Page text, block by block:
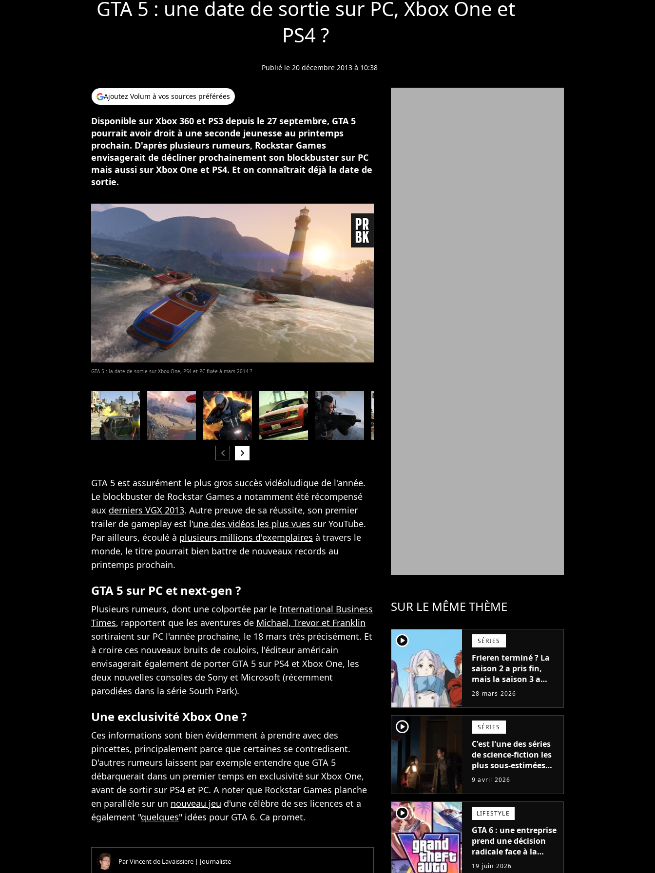
GTA 5 : une date de sortie sur PC, Xbox One et
PS4 ?
Publié le 20 décembre 2013 à 10:38
Ajoutez Volum à vos sources préférées
Disponible sur Xbox 360 et PS3 depuis le 27 septembre, GTA 5
pourrait avoir droit à une seconde jeunesse au printemps
prochain. D'après plusieurs rumeurs, Rockstar Games
envisagerait de décliner prochainement son blockbuster sur PC
mais aussi sur Xbox One et PS4. Et on connaîtrait déjà la date de
sortie.
GTA 5 : la date de sortie sur Xbox One, PS4 et PC fixée à mars 2014 ?
chevron_left chevron_right
GTA 5 est assurément le plus gros succès vidéoludique de l'année.
Le blockbuster de Rockstar Games a notamment été récompensé
aux derniers VGX 2013. Autre preuve de sa réussite, son premier
trailer de gameplay est l'une des vidéos les plus vues sur YouTube.
Par ailleurs, écoulé à plusieurs millions d'exemplaires à travers le
monde, le titre pourrait bien battre de nouveaux records au
printemps prochain.
GTA 5 sur PC et next-gen ?
Plusieurs rumeurs, dont une colportée par le International Business
Times, rapportent que les aventures de Michael, Trevor et Franklin
sortiraient sur PC l'année prochaine, le 18 mars très précisément. Et
à croire ces nouveaux bruits de couloirs, l'éditeur américain
envisagerait également de porter GTA 5 sur PS4 et Xbox One, les
deux nouvelles consoles de Sony et Microsoft (récemment
parodiées dans la série South Park).
Une exclusivité Xbox One ?
Ces informations sont bien évidemment à prendre avec des
pincettes, principalement parce que certaines se contredisent.
D'autres rumeurs laissent par exemple entendre que GTA 5
débarquerait dans un premier temps en exclusivité sur Xbox One,
avant de sortir sur PS4 et PC. A noter que Rockstar Games planche
en parallèle sur un nouveau jeu d'une célèbre de ses licences et a
également "quelques" idées pour GTA 6. Ca promet.
ParVincent de Lavaissiere | Journaliste
SUR LE MÊME THÈME
player2 SÉRIES
Frieren terminé ? La
saison 2 a pris fin,
mais la saison 3 a
déjà une date de
28 mars 2026
player2 SÉRIES
C'est l'une des séries
de science-fiction les
plus sous-estimées
d'Apple TV : la saison 2
ses premières images
9 avril 2026
player2 LIFESTYLE
GTA 6 : une entreprise
prend une décision
radicale face à la
sortie du jeu vidéo,
19 juin 2026